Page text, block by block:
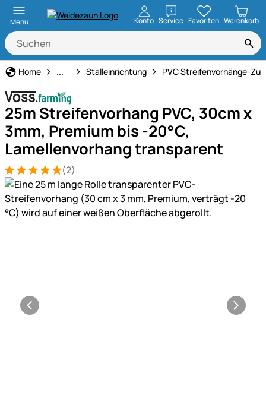
Menu Konto ServiceöffnenFavoriten Warenkorb
Home Stall- & Tierzuchtbedarf
... Stalleinrichtung PVC Streifenvorhänge-
25m Streifenvorhang PVC, 30cm x
3mm, Premium bis -20°C,
Lamellenvorhang transparent
Bewertung: 5 von 5 (2 Bewertungen)
2 Bewertungen
(2)
Produktgalerie